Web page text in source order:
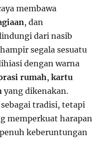
membawa
, dan
dari nasib
segala sesuatu
dengan warna
rumah,kartu
yang dikenakan.
tradisi, tetapi
memperkuat harapan
keberuntungan